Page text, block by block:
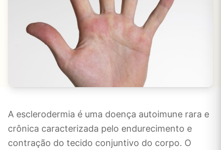
A esclerodermia é uma doença autoimune rara e
crônica caracterizada pelo endurecimento e
contração do tecido conjuntivo do corpo. O